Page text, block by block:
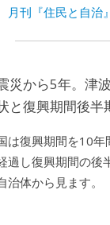
月刊『住民と自治
災から5年。津
と復興期間後半
は復興期間を10
過し復興期間の後
治体から見ます。